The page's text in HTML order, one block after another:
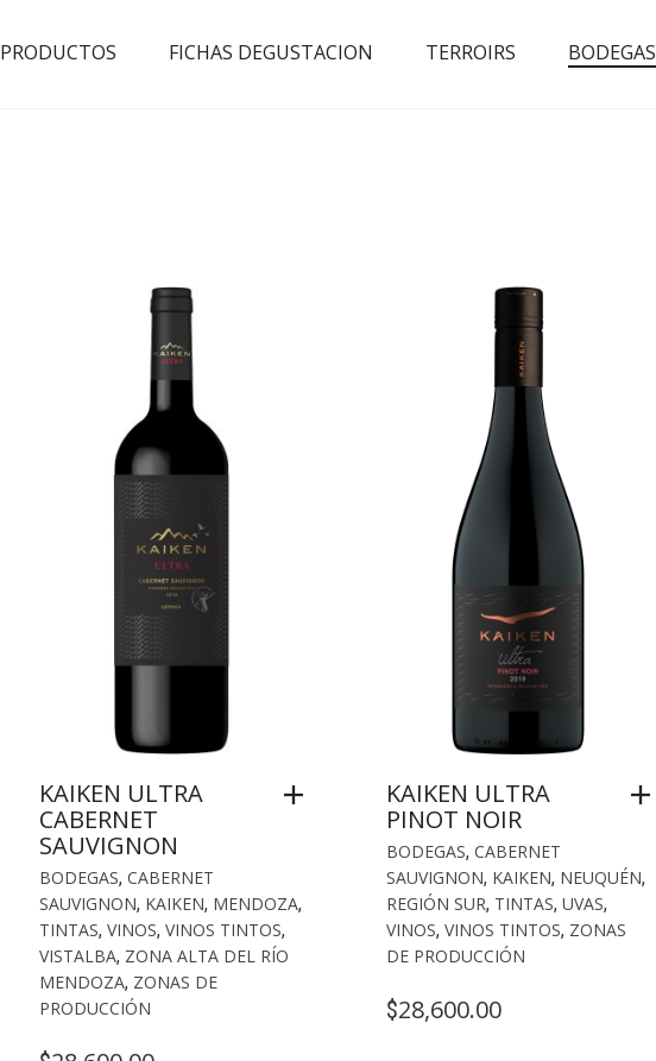
PRODUCTOS FICHAS DEGUSTACION TERROIRS BODEGAS
KAIKEN ULTRA
CABERNET
SAUVIGNON
BODEGAS, CABERNET
SAUVIGNON, KAIKEN, MENDOZA,
TINTAS, VINOS, VINOS TINTOS,
VISTALBA, ZONA ALTA DEL RÍO
MENDOZA, ZONAS DE
PRODUCCIÓN
KAIKEN ULTRA
PINOT NOIR
BODEGAS, CABERNET
SAUVIGNON, KAIKEN, NEUQUÉN,
REGIÓN SUR, TINTAS, UVAS,
VINOS, VINOS TINTOS, ZONAS
DE PRODUCCIÓN
$28,600.00